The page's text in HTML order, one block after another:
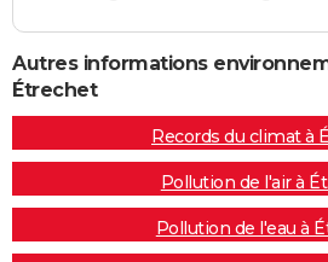
Autres informations
Étrechet
Records du climat à
Pollution de l'air à
Pollution de l'eau à